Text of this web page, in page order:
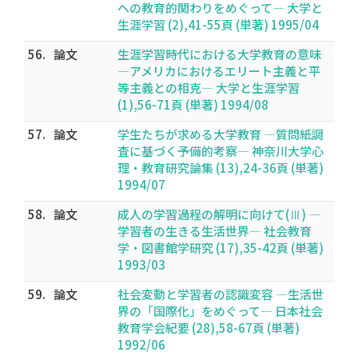
への教育的関わりをめぐって― 大学と
生涯学習 (2),41-55頁 (単著) 1995/04
56. 論文
生涯学習時代における大学教育の意味
―アメリカにおけるエリート主義と平
等主義との相克― 大学と生涯学習
(1),56-71頁 (単著) 1994/08
57. 論文
学生たちが求める大学教育 ―質問紙調
査に基づく予備的考察― 神奈川大学心
理・教育研究論集 (13),24-36頁 (単著)
1994/07
58. 論文
成人の学習過程の解明に向けて(Ⅲ) ―
学習者の生きる生活世界― 社会教育
学・図書館学研究 (17),35-42頁 (単著)
1993/03
59. 論文
社会変動と学習者の認識変容 ―生活世
界の「国際化」をめぐって― 日本社会
教育学会紀要 (28),58-67頁 (単著)
1992/06